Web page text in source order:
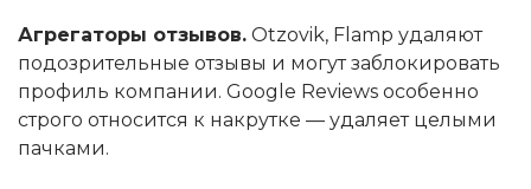
Агрегаторы отзывов. Otzovik, Flamp удаляют
подозрительные отзывы и могут заблокировать
профиль компании. Google Reviews особенно
строго относится к накрутке — удаляет целыми
пачками.